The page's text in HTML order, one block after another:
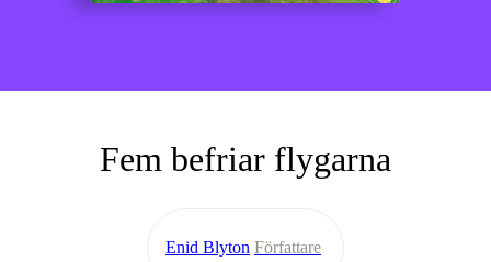
Fem befriar flygarna
Enid Blyton Författare